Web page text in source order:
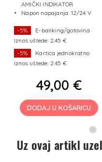
AMIČKI INDIKATOR
Napon napajanja: 12/24 V
-5%
E-banking/gotovina
Iznos uštede: 2.45 €
-5%
Kartica jednokratno
Iznos uštede: 2.45 €
49,00 €
DODAJ U KOŠARICU
Uz ovaj artikl